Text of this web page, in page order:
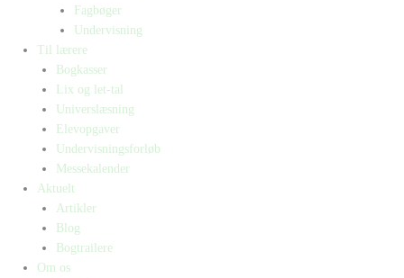
Fagbøger
Undervisning
Til lærere
Bogkasser
Lix og let-tal
Universlæsning
Elevopgaver
Undervisningsforløb
Messekalender
Aktuelt
Artikler
Blog
Bogtrailere
Om os